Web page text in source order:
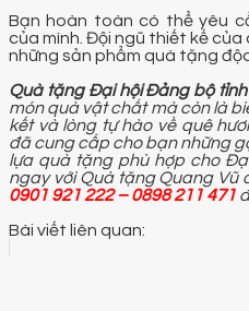
Bạn hoàn toàn có thể yêu
của mình. Đội ngũ thiết kế
những sản phẩm quà tặng
Quà tặng Đại hội Đảng bộ
món quà vật chất mà còn là
kết và lòng tự hào về quê
đã cung cấp cho bạn những
lựa quà tặng phù hợp cho
ngay với Quà tặng Quang Vũ
0901 921 222 – 0898 211 471
Bài viết liên quan: